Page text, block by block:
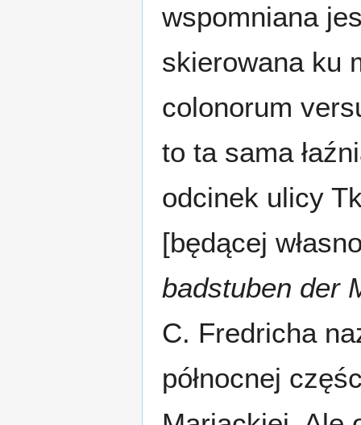
wspomniana
skierowana ku
colonorum
to ta sama
odcinek ulicy
[będącej
badstuben der
C. Fredricha
północnej